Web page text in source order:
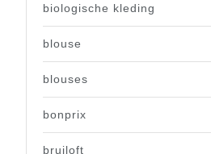
biologische kleding
blouse
blouses
bonprix
bruiloft